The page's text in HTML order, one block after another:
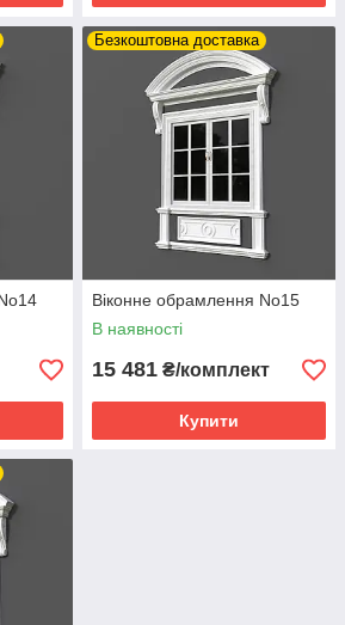
Безкоштовна доставка
Віконне обрамлення No15
В наявності
15 481 ₴/комплект
Купити